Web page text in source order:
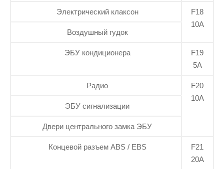
Электрический клаксон
F18
10А
Воздушный гудок
ЭБУ кондиционера
F19
5А
Радио
F20
10А
ЭБУ сигнализации
Двери центрального замка ЭБУ
Концевой разъем ABS / EBS
F21
20А